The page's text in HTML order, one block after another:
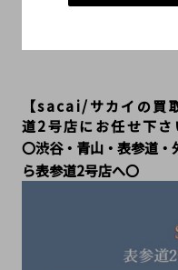
【sacai/サカイの買
道2号店にお任せ下さ
〇渋谷・青山・表参道・
ら表参道2号店へ〇